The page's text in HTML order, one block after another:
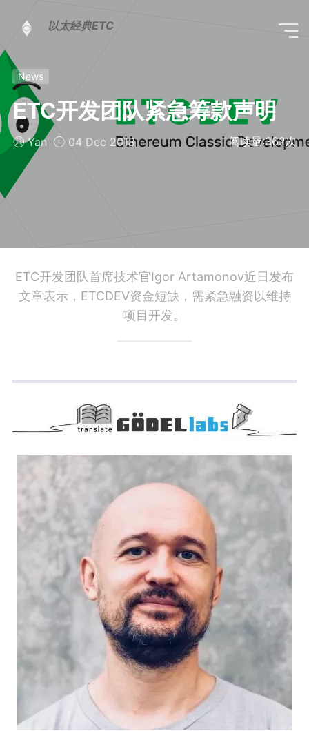
以太经典ETC
News
ETC开发团队紧急筹款声明
Yan 04 Dec 2018 阅读量:362次
ETC开发团队首席技术官Igor Artamonov近日发布
文章表示，ETCDEV资金短缺，需紧急融资以维持
项目开发。